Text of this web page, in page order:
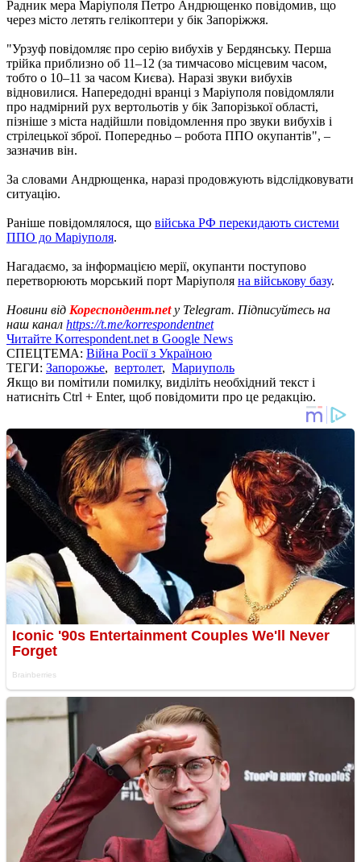
Радник мера Маріуполя Петро Андрющенко повідомив, що
через місто летять гелікоптери у бік Запоріжжя.
"Урзуф повідомляє про серію вибухів у Бердянську. Перша
трійка приблизно об 11–12 (за тимчасово місцевим часом,
тобто о 10–11 за часом Києва). Наразі звуки вибухів
відновилися. Напередодні вранці з Маріуполя повідомляли
про надмірний рух вертольотів у бік Запорізької області,
пізніше з міста надійшли повідомлення про звуки вибухів і
стрілецької зброї. Попередньо – робота ППО окупантів", –
зазначив він.
За словами Андрющенка, наразі продовжують відслідковувати
ситуацію.
Раніше повідомлялося, що війська РФ перекидають системи
ППО до Маріуполя.
Нагадаємо, за інформацією мерії, окупанти поступово
перетворюють морський порт Маріуполя на військову базу.
Новини від Кореспондент.netу Telegram. Підписуйтесь на
наш канал https://t.me/korrespondentnet
Читайте Korrespondent.net в Google News
СПЕЦТЕМА: Війна Росії з Україною
ТЕГИ: Запорожье, вертолет, Мариуполь
Якщо ви помітили помилку, виділіть необхідний текст і
натисніть Ctrl + Enter, щоб повідомити про це редакцію.